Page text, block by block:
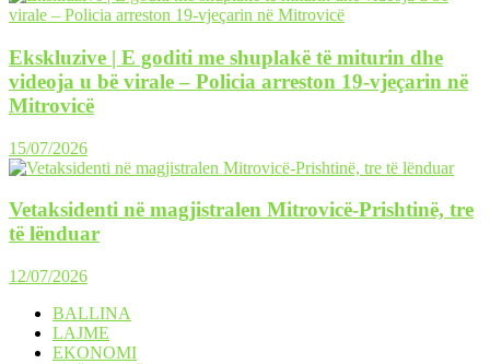
Ekskluzive | E goditi me shuplakë të miturin dhe
videoja u bë virale – Policia arreston 19-vjeçarin në
Mitrovicë
15/07/2026
Vetaksidenti në magjistralen Mitrovicë-Prishtinë, tre
të lënduar
12/07/2026
BALLINA
LAJME
EKONOMI